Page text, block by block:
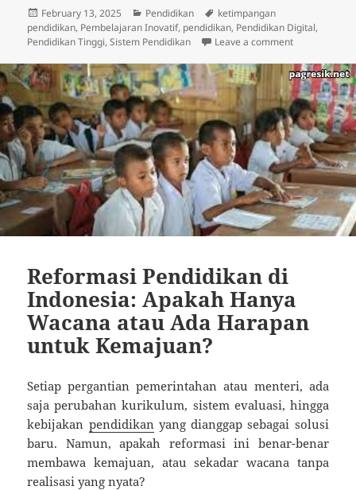
Posted
on
February 13, 2025 Categories
Pendidikan Tags
ketimpangan
pendidikan, Pembelajaran Inovatif, pendidikan, Pendidikan Digital,
Pendidikan Tinggi,Sistem Pendidikan Leave a commenton
Reformasi Pendidikan di
Indonesia: Apakah Hanya
Wacana atau Ada Harapan
untuk Kemajuan?
Setiap pergantian pemerintahan atau menteri, ada
saja perubahan kurikulum, sistem evaluasi, hingga
kebijakan pendidikan yang dianggap sebagai solusi
baru. Namun, apakah reformasi ini benar-benar
membawa kemajuan, atau sekadar wacana tanpa
realisasi yang nyata?